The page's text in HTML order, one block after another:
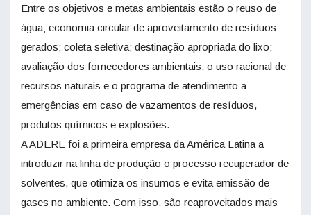
Entre os objetivos e metas ambientais estão o reuso de
água; economia circular de aproveitamento de resíduos
gerados; coleta seletiva; destinação apropriada do lixo;
avaliação dos fornecedores ambientais, o uso racional de
recursos naturais e o programa de atendimento a
emergências em caso de vazamentos de resíduos,
produtos químicos e explosões.
A ADERE foi a primeira empresa da América Latina a
introduzir na linha de produção o processo recuperador de
solventes, que otimiza os insumos e evita emissão de
gases no ambiente. Com isso, são reaproveitados mais